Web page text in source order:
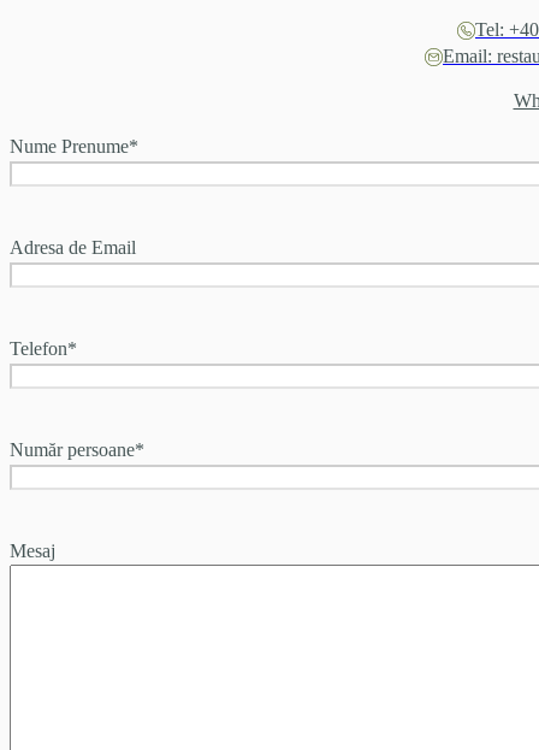
Tel:
Email:
Nume Prenume*
Adresa de Email
Telefon*
Număr persoane*
Mesaj